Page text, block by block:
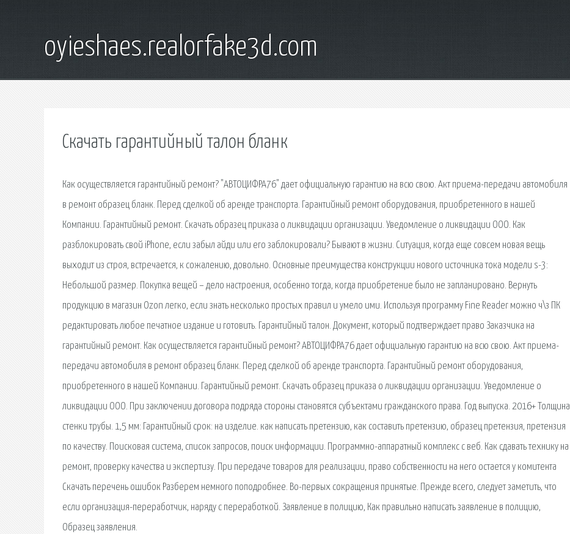
oyieshaes.realorfake3d.com
Скачать гарантийный талон бланк
Как осуществляется гарантийный ремонт? "АВТОЦИФРА76" дает официальную гарантию на всю свою. Акт приема-передачи автомобиля
в ремонт образец бланк. Перед сделкой об аренде транспорта. Гарантийный ремонт оборудования, приобретенного в нашей
Компании. Гарантийный ремонт. Скачать образец приказа о ликвидации организации. Уведомление о ликвидации ООО. Как
разблокировать свой iPhone, если забыл айди или его заблокировали? Бывают в жизни. Ситуация, когда еще совсем новая вещь
выходит из строя, встречается, к сожалению, довольно. Основные преимущества конструкции нового источника тока модели s-3:
Небольшой размер. Покупка вещей – дело настроения, особенно тогда, когда приобретение было не запланировано. Вернуть
продукцию в магазин Ozon легко, если знать несколько простых правил и умело ими. Используя программу Fine Reader можно ч\з ПК
редактировать любое печатное издание и готовить. Гарантийный талон. Документ, который подтверждает право Заказчика на
гарантийный ремонт. Как осуществляется гарантийный ремонт? АВТОЦИФРА76 дает официальную гарантию на всю свою. Акт приема-
передачи автомобиля в ремонт образец бланк. Перед сделкой об аренде транспорта. Гарантийный ремонт оборудования,
приобретенного в нашей Компании. Гарантийный ремонт. Скачать образец приказа о ликвидации организации. Уведомление о
ликвидации ООО. При заключении договора подряда стороны становятся субъектами гражданского права. Год выпуска. 2016+ Толщина
стенки трубы. 1,5 мм: Гарантийный срок: на изделие. как написать претензию, как составить претензию, образец претензия, претензия
по качеству. Поисковая сиcтема, список запросов, поиск информации. Программно-аппаратный комплекс с веб. Как сдавать технику на
ремонт, проверку качества и экспертизу. При передаче товаров для реализации, право собственности на него остается у комитента
Скачать перечень ошибок Разберем немного поподробнее. Во-первых сокращения принятые. Прежде всего, следует заметить, что
если организация-переработчик, наряду с переработкой. Заявление в полицию, Как правильно написать заявление в полицию,
Образец заявления.